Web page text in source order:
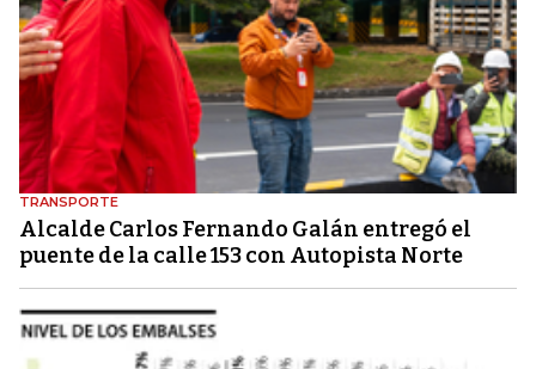
TRANSPORTE
Alcalde Carlos Fernando Galán entregó el
puente de la calle 153 con Autopista Norte